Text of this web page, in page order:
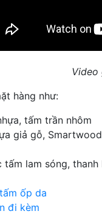
Video
hàng như:
tấm trần nhôm
giả gỗ, Smartwood
tấm lam sóng, thanh
tấm ốp da
đi kèm